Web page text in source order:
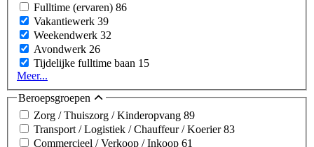
Fulltime (ervaren) 86
Vakantiewerk 39
Weekendwerk 32
Avondwerk 26
Tijdelijke fulltime baan 15
Meer...
Beroepsgroepen
Zorg / Thuiszorg / Kinderopvang 89
Transport / Logistiek / Chauffeur / Koerier83
Commercieel / Verkoop / Inkoop 61